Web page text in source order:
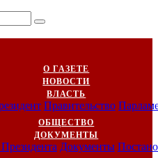
О ГАЗЕТЕ
НОВОСТИ
ВЛАСТЬ
Правительство
ОБЩЕСТВО
ДОКУМЕНТЫ
Документы